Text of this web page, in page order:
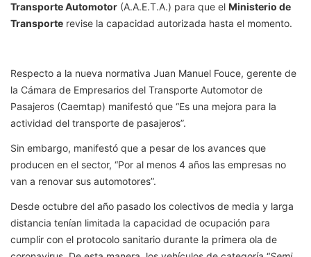
Transporte Automotor (A.A.E.T.A.) para que el Ministerio de
Transporte revise la capacidad autorizada hasta el momento.
Respecto a la nueva normativa Juan Manuel Fouce, gerente de
la Cámara de Empresarios del Transporte Automotor de
Pasajeros (Caemtap) manifestó que “Es una mejora para la
actividad del transporte de pasajeros”.
Sin embargo, manifestó que a pesar de los avances que
producen en el sector, “Por al menos 4 años las empresas no
van a renovar sus automotores”.
Desde octubre del año pasado los colectivos de media y larga
distancia tenían limitada la capacidad de ocupación para
cumplir con el protocolo sanitario durante la primera ola de